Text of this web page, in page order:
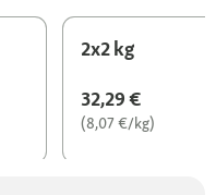
2x2 kg
32,29 €
(8,07 €/kg)